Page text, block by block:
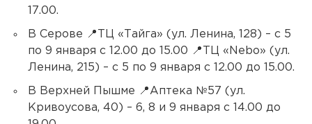
17.00.
В Серове 📍ТЦ «Тайга» (ул. Ленина, 128) – с 5
по 9 января с 12.00 до 15.00 📍ТЦ «Nebo» (ул.
Ленина, 215) – с 5 по 9 января с 12.00 до 15.00.
В Верхней Пышме 📍Аптека №57 (ул.
Кривоусова, 40) – 6, 8 и 9 января с 14.00 до